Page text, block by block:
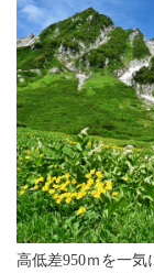
高低差950ｍを一気